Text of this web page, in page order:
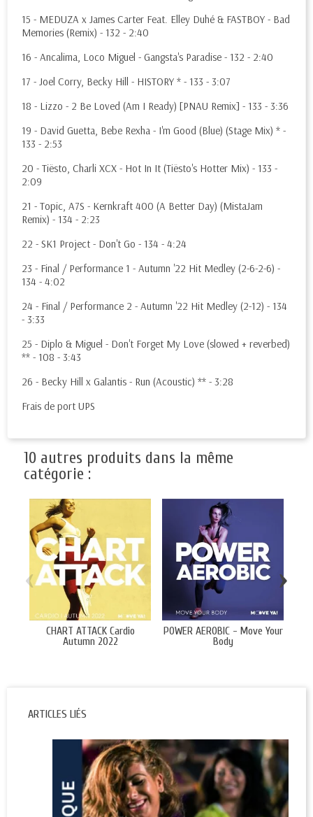
15 - MEDUZA x James Carter Feat. Elley Duhé & FASTBOY - Bad
Memories (Remix) - 132 - 2:40
16 - Ancalima, Loco Miguel - Gangsta's Paradise - 132 - 2:40
17 - Joel Corry, Becky Hill - HISTORY * - 133 - 3:07
18 - Lizzo - 2 Be Loved (Am I Ready) [PNAU Remix] - 133 - 3:36
19 - David Guetta, Bebe Rexha - I'm Good (Blue) (Stage Mix) * -
133 - 2:53
20 - Tiësto, Charli XCX - Hot In It (Tiësto's Hotter Mix) - 133 -
2:09
21 - Topic, A7S - Kernkraft 400 (A Better Day) (MistaJam
Remix) - 134 - 2:23
22 - SK1 Project - Don't Go - 134 - 4:24
23 - Final / Performance 1 - Autumn '22 Hit Medley (2-6-2-6) -
134 - 4:02
24 - Final / Performance 2 - Autumn '22 Hit Medley (2-12) - 134
- 3:33
25 - Diplo & Miguel - Don't Forget My Love (slowed + reverbed)
** - 108 - 3:43
26 - Becky Hill x Galantis - Run (Acoustic) ** - 3:28
Frais de port UPS
10 autres produits dans la même
catégorie :
CHART ATTACK Cardio
Autumn 2022
POWER AEROBIC - Move Your
Body
‹ ›
ARTICLES LIÉS